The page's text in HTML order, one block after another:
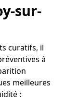
sur-
curatifs, il
à
meilleures
: